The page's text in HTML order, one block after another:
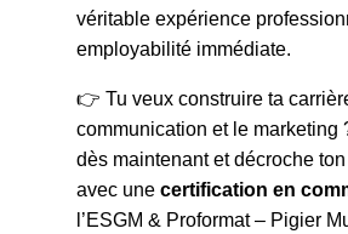
véritable expérience
employabilité immédiate.
👉 Tu veux construire ta
communication et le marketing
dès maintenant et décroche
avec une certification en
l’ESGM & Proformat – Pigier